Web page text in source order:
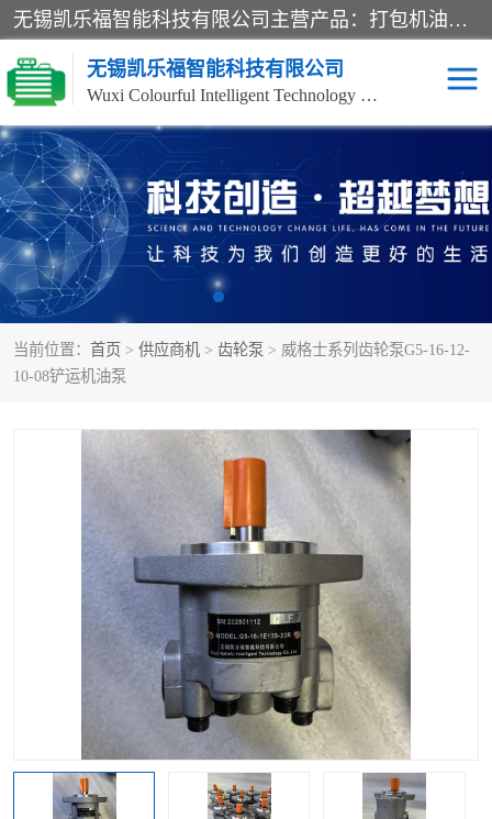
无锡凯乐福智能科技有限公司主营产品：打包机油泵、风冷式油冷却器、液压阀、液压泵、冷却器、过滤器及气动元器件。公司主导生产齿轮泵、齿轮马达、液压阀等产品。共计100多个系列、3000余种规格。覆盖了液压系统的动力元件、控制元件和执行元件，具备较强的成套供货、服务能力。
无锡凯乐福智能科技有限公司
Wuxi Colourful Intelligent Technology Co., Ltd
当前位置： 首页 > 供应商机 > 齿轮泵 > 威格士系列齿轮泵G5-16-12-
10-08铲运机油泵
齿轮泵 机床冷却泵
风冷式油冷却器 叶片泵
液压马达
柱塞泵 方向阀
高压球阀 电机
列管式油冷却器